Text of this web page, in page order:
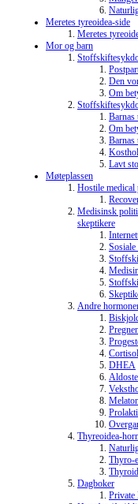
Meretes tyreoidea-side
Meretes
Mor og barn
Den
Om
Om
Lavt
Møteplassen
Hostile
Medisinsk
skeptikere
Sosiale
Andre
DHEA
Thyreoidea-
Thyro-
Dagboker
Private